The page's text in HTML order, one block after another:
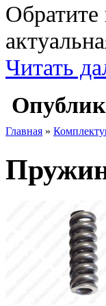
Обратите
Читать
Главная »